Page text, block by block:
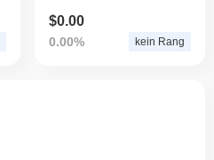
$0.00
0.00% kein Rang